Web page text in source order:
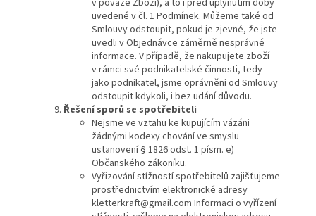
v povaze Zboží), a to i před uplynutím doby
uvedené v čl. 1 Podmínek. Můžeme také od
Smlouvy odstoupit, pokud je zjevné, že jste
uvedli v Objednávce záměrně nesprávné
informace. V případě, že nakupujete zboží
v rámci své podnikatelské činnosti, tedy
jako podnikatel, jsme oprávněni od Smlouvy
odstoupit kdykoli, i bez udání důvodu.
Řešení sporů se spotřebiteli
Nejsme ve vztahu ke kupujícím vázáni
žádnými kodexy chování ve smyslu
ustanovení § 1826 odst. 1 písm. e)
Občanského zákoníku.
Vyřizování stížností spotřebitelů zajišťujeme
prostřednictvím elektronické adresy
kletterkraft@gmail.com Informaci o vyřízení